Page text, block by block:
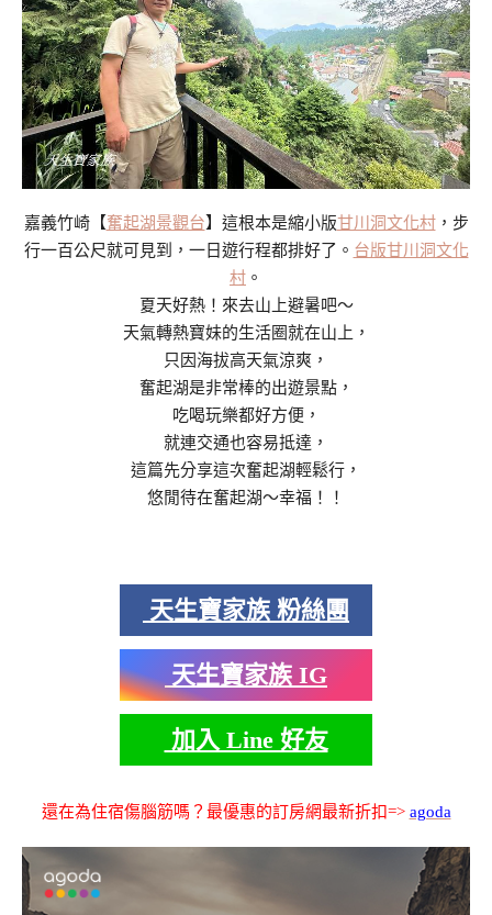
嘉義竹崎【奮起湖景觀台】這根本是縮小版甘川洞文化村，步
行一百公尺就可見到，一日遊行程都排好了。 台版甘川洞文化
村 。
夏天好熱！來去山上避暑吧～
天氣轉熱寶妹的生活圈就在山上，
只因海拔高天氣涼爽，
奮起湖是非常棒的出遊景點，
吃喝玩樂都好方便，
就連交通也容易抵達，
這篇先分享這次奮起湖輕鬆行，
悠閒待在奮起湖～幸福！！
天生寶家族 粉絲團
天生寶家族 IG
加入 Line 好友
還在為住宿傷腦筋嗎？最優惠的訂房網最新折扣=> agoda